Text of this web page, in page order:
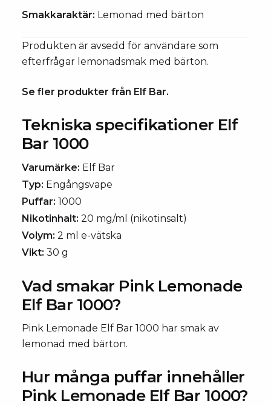
Smakkaraktär: Lemonad med bärton
Produkten är avsedd för användare som
efterfrågar lemonadsmak med bärton.
Se fler produkter från Elf Bar.
Tekniska specifikationer Elf
Bar 1000
Varumärke: Elf Bar
Typ: Engångsvape
Puffar: 1000
Nikotinhalt: 20 mg/ml (nikotinsalt)
Volym: 2 ml e-vätska
Vikt: 30 g
Vad smakar Pink Lemonade
Elf Bar 1000?
Pink Lemonade Elf Bar 1000 har smak av
lemonad med bärton.
Hur många puffar innehåller
Pink Lemonade Elf Bar 1000?